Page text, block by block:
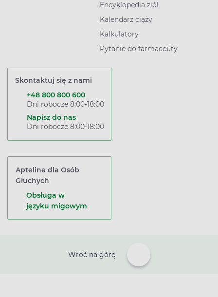
Encyklopedia ziół
Kalendarz ciąży
Kalkulatory
Pytanie do farmaceuty
Skontaktuj się z nami
+48 800 800 600
Dni robocze 8:00-18:00
Napisz do nas
Dni robocze 8:00-18:00
Apteline dla Osób
Głuchych
Obsługa w
języku migowym
Wróć na górę